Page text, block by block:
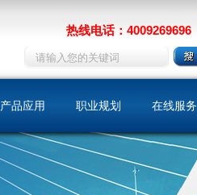
热线电话：4009269696
产品应用
机床
包装印刷
自动门
职业规划 在线服务
样本下载
客户留言
保养维护